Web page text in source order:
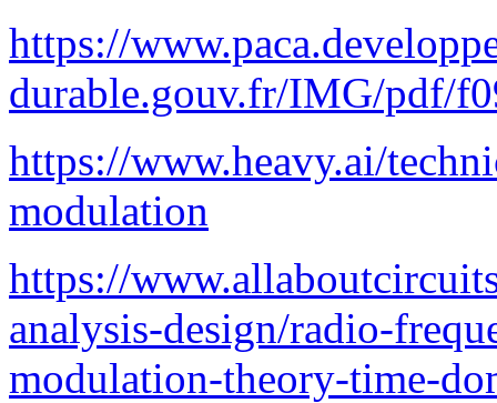
https://
durable.gouv.fr/IMG/pdf/
https://www.heavy.ai/
modulation
https://
analysis-design/radio-
modulation-theory-time-